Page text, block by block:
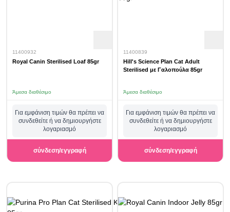
11400932
Royal Canin Sterilised Loaf 85gr
Άμεσα διαθέσιμο
Για εμφάνιση τιμών θα πρέπει να
συνδεθείτε ή να δημιουργήστε
λογαριασμό
σύνδεση/εγγραφή
11400839
Hill's Science Plan Cat Adult
Sterilised με Γαλοπούλα 85gr
Άμεσα διαθέσιμο
Για εμφάνιση τιμών θα πρέπει να
συνδεθείτε ή να δημιουργήστε
λογαριασμό
σύνδεση/εγγραφή